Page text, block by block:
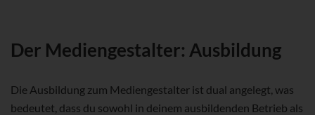
Der Mediengestalter: Ausbildung
Die Ausbildung zum Mediengestalter ist dual angelegt, was
bedeutet, dass du sowohl in deinem ausbildenden Betrieb als